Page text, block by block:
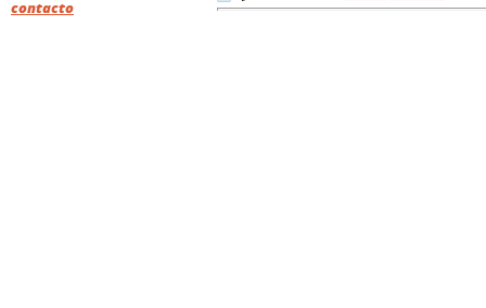
contacto